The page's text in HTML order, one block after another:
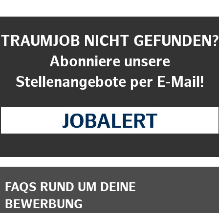
TRAUMJOB NICHT GEFUNDEN?
Abonniere unsere
Stellenangebote per E-Mail!
FAQS RUND UM DEINE
BEWERBUNG